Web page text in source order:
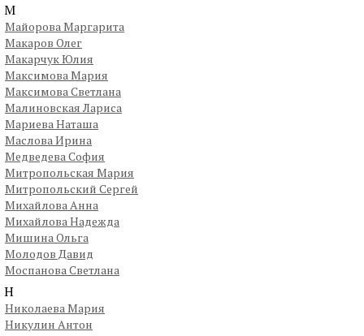
М
Майорова Маргарита
Макаров Олег
Макарчук Юлия
Максимова Мария
Максимова Светлана
Малиновская Лариса
Мариева Наташа
Маслова Ирина
Медведева София
Митропольская Мария
Митропольский Сергей
Михайлова Анна
Михайлова Надежда
Мишина Ольга
Молодов Давид
Моспанова Светлана
Н
Николаева Мария
Никулин Антон